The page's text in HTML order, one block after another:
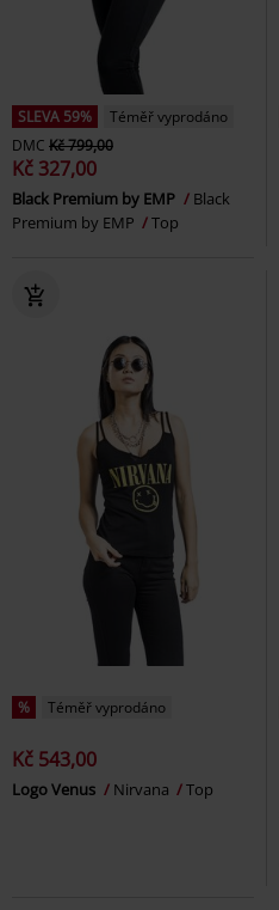
SLEVA 59%
Téměř vyprodáno
DMC Kč 799,00
Kč 327,00
Black Premium by EMP
Black
Premium by EMP
Top
% Téměř vyprodáno
Kč 543,00
Logo Venus Nirvana Top